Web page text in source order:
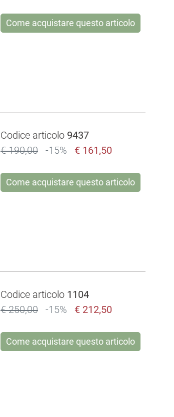
Come acquistare questo articolo
Codice articolo 9437
€ 190,00
-15% € 161,50
Come acquistare questo articolo
Codice articolo 1104
€ 250,00
-15% € 212,50
Come acquistare questo articolo